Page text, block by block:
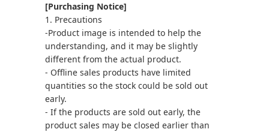
[Purchasing Notice]
1. Precautions
-Product image is intended to help the
understanding, and it may be slightly
different from the actual product.
- Offline sales products have limited
quantities so the stock could be sold out
early.
- If the products are sold out early, the
product sales may be closed earlier than